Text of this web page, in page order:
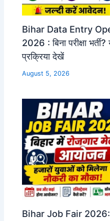
Bihar Data Entry
2026 : बिना परीक्षा
प्रक्रिया देखें
August 5, 2026
Bihar Job Fair 2026: